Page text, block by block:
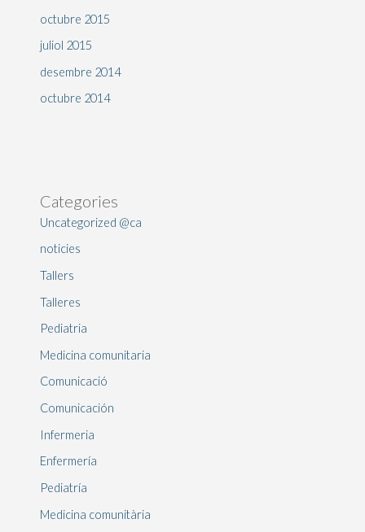
octubre 2015
juliol 2015
desembre 2014
octubre 2014
Categories
Uncategorized @ca
noticies
Tallers
Talleres
Pediatria
Medicina comunitaria
Comunicació
Comunicación
Infermeria
Enfermería
Pediatría
Medicina comunitària